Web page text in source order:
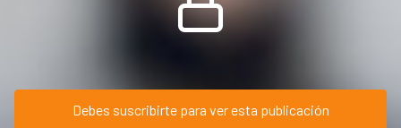
Debes suscribirte para ver esta publicación